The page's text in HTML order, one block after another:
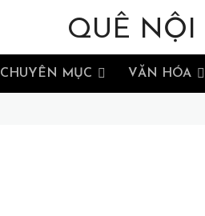
QUÊ NỘI
CHUYÊN MỤC VĂN HÓA